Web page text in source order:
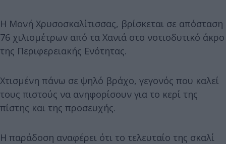
H Μονή Χρυσοσκαλίτισσας, βρίσκεται σε απόσταση
76 χιλιομέτρων από τα Χανιά στο νοτιοδυτικό άκρο
της Περιφερειακής Ενότητας.
Χτισμένη πάνω σε ψηλό βράχο, γεγονός που καλεί
τους πιστούς να ανηφορίσουν για το κερί της
πίστης και της προσευχής.
Η παράδοση αναφέρει ότι το τελευταίο της σκαλί